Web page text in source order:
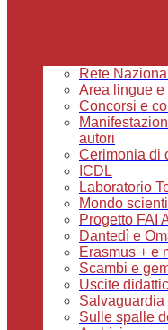
Rete
Area lingue
Concorsi e
autori
Cerimonia di
ICDL
Laboratorio
Mondo
Progetto FAI
Dantedì e
Erasmus + e
Scambi e
Uscite
Sulle spalle